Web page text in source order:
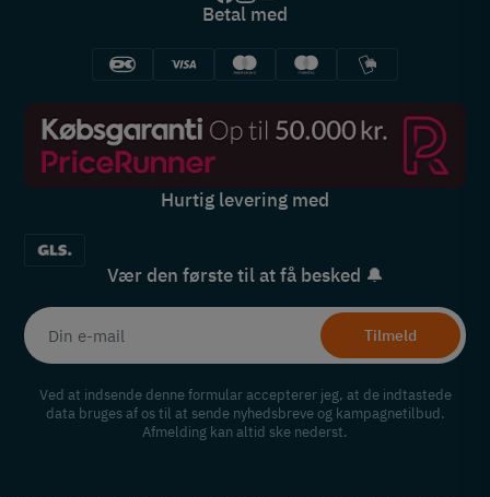
Betal med
Hurtig levering med
Vær den første til at få besked 🔔
Tilmeld
Ved at indsende denne formular accepterer jeg, at de indtastede
data bruges af os til at sende nyhedsbreve og kampagnetilbud.
Afmelding kan altid ske nederst.